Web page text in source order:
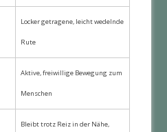
Locker getragene, leicht wedelnde
Rute
Aktive, freiwillige Bewegung zum
Menschen
Bleibt trotz Reiz in der Nähe,